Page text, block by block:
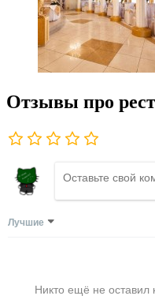
Отзывы про
Лучшие
Никто ещё не оставил